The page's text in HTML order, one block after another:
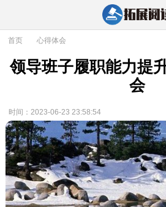
首页 心得体会
领导班子履职能力提
会
时间：2023-06-23 23:58:54